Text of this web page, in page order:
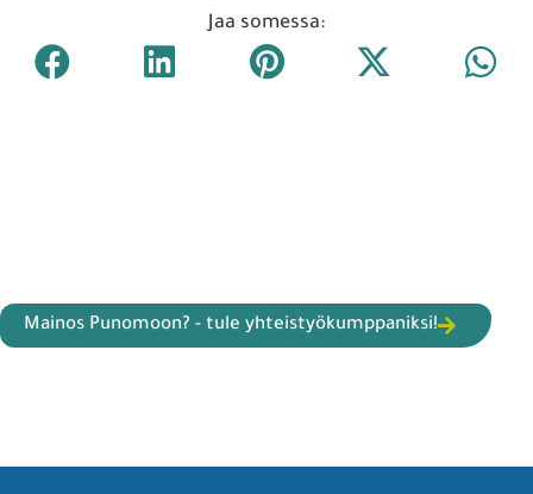
Jaa somessa:
Mainos Punomoon? - tule yhteistyökumppaniksi!